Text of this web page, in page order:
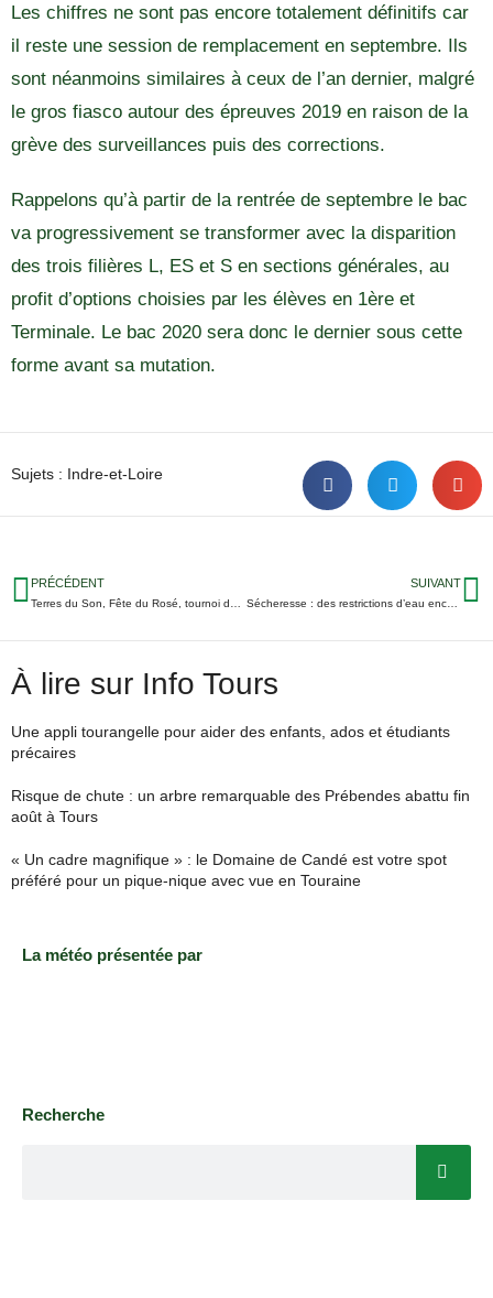
Les chiffres ne sont pas encore totalement définitifs car
il reste une session de remplacement en septembre. Ils
sont néanmoins similaires à ceux de l’an dernier, malgré
le gros fiasco autour des épreuves 2019 en raison de la
grève des surveillances puis des corrections.
Rappelons qu’à partir de la rentrée de septembre le bac
va progressivement se transformer avec la disparition
des trois filières L, ES et S en sections générales, au
profit d’options choisies par les élèves en 1ère et
Terminale. Le bac 2020 sera donc le dernier sous cette
forme avant sa mutation.
Sujets : Indre-et-Loire
PRÉCÉDENT SUIVANT
Sécheresse : des restrictions d’eau encore durcies en Indre-et-Loire
À lire sur Info Tours
Une appli tourangelle pour aider des enfants, ados et étudiants
précaires
Risque de chute : un arbre remarquable des Prébendes abattu fin
août à Tours
« Un cadre magnifique » : le Domaine de Candé est votre spot
préféré pour un pique-nique avec vue en Touraine
La météo présentée par
Recherche